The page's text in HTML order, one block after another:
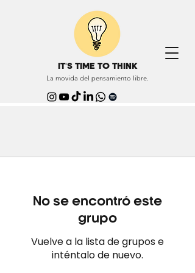
IT'S TIME TO THINK
La movida del pensamiento libre.
No se encontró este
grupo
Vuelve a la lista de grupos e
inténtalo de nuevo.